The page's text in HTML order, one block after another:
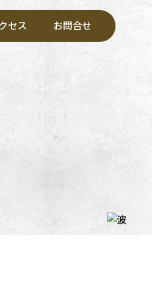
セス お問合せ